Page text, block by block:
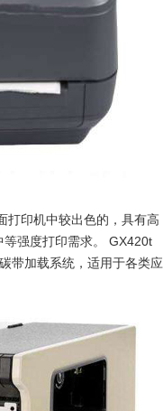
打印机中较出色的，具有高
强度打印需求。 GX420t
带加载系统，适用于各类应